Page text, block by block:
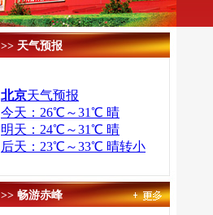
>> 天气预报
>> 畅游赤峰